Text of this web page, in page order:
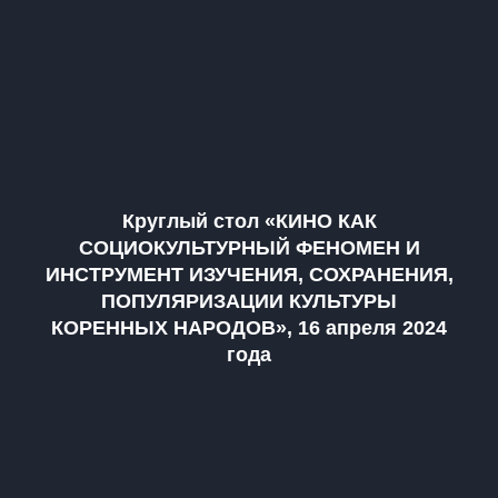
Круглый стол «КИНО КАК
СОЦИОКУЛЬТУРНЫЙ ФЕНОМЕН И
ИНСТРУМЕНТ ИЗУЧЕНИЯ, СОХРАНЕНИЯ,
ПОПУЛЯРИЗАЦИИ КУЛЬТУРЫ
КОРЕННЫХ НАРОДОВ», 16 апреля 2024
года